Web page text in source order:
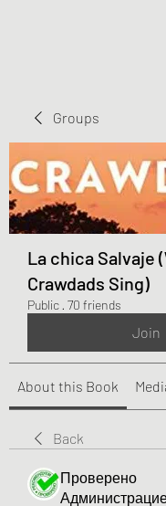
Groups
La chica Salvaje
Crawdads Sing)
Public · 70 friends
Join
About this Book
Back
Проверено